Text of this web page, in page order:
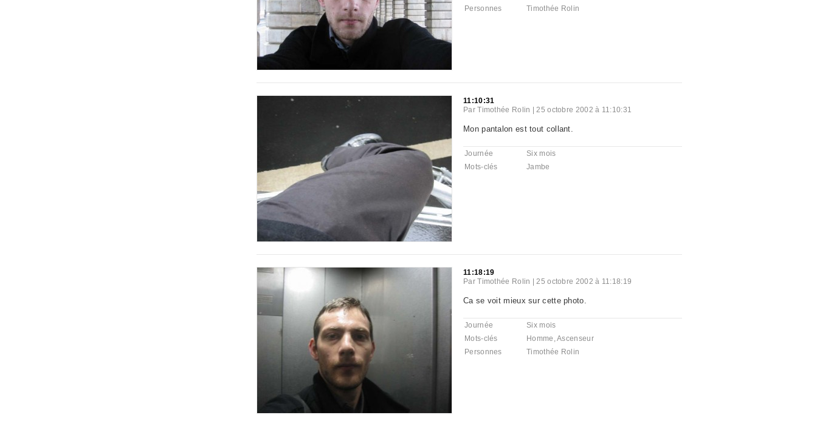
Personnes
Timothée Rolin
11:10:31
ParTimothée Rolin |25 octobre 2002 à 11:10:31
Mon pantalon est tout collant.
Journée
Six mois
Mots-clés
Jambe
11:18:19
ParTimothée Rolin |25 octobre 2002 à 11:18:19
Ca se voit mieux sur cette photo.
Journée
Six mois
Mots-clés
Homme ,Ascenseur
Personnes
Timothée Rolin